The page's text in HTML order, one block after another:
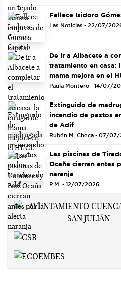
Fallece Isidoro
Las Noticias - 22/07/
De ir a Albacete a
tratamiento en casa:
mama mejora en el
Paula Montero - 14/07/
Extinguido de
incendio de pastos
de Adif
Rubén M. Checa - 07/
Las piscinas de
Ocaña cierran antes
naranja
P.M. - 12/07/2026